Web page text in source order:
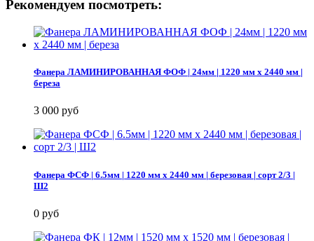
Рекомендуем посмотреть:
Фанера ЛАМИНИРОВАННАЯ ФОФ | 24мм | 1220 мм х 2440 мм |
береза
3 000 руб
Фанера ФСФ | 6.5мм | 1220 мм х 2440 мм | березовая | сорт 2/3 |
Ш2
0 руб